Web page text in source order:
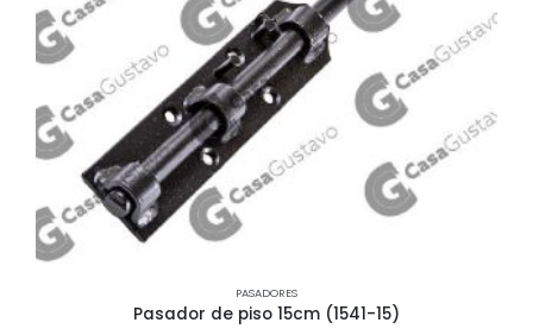
PASADORES
Pasador de piso 15cm (1541-15)